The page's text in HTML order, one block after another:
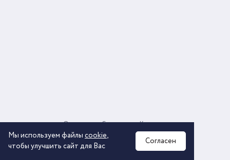
2026 © ООО «КОМОС ГРУПП» «Торговая компания»
О компании Соглашение
Политика обработки персональных данных
Контакты
Мы используем файлы cookie,
чтобы улучшить сайт для Вас
Согласен